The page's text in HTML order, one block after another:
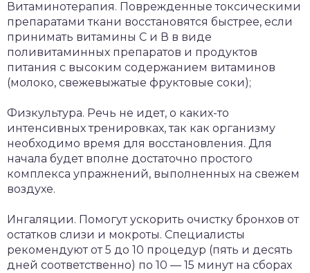
Витаминотерапия. Поврежденные токсическими
препаратами ткани восстановятся быстрее, если
принимать витамины С и В в виде
поливитаминных препаратов и продуктов
питания с высоким содержанием витаминов
(молоко, свежевыжатые фруктовые соки);
Физкультура. Речь не идет, о каких-то
интенсивных тренировках, так как организму
необходимо время для восстановления. Для
начала будет вполне достаточно простого
комплекса упражнений, выполненных на свежем
воздухе.
Ингаляции. Помогут ускорить очистку бронхов от
остатков слизи и мокроты. Специалисты
рекомендуют от 5 до 10 процедур (пять и десять
дней соответственно) по 10 — 15 минут на сборах